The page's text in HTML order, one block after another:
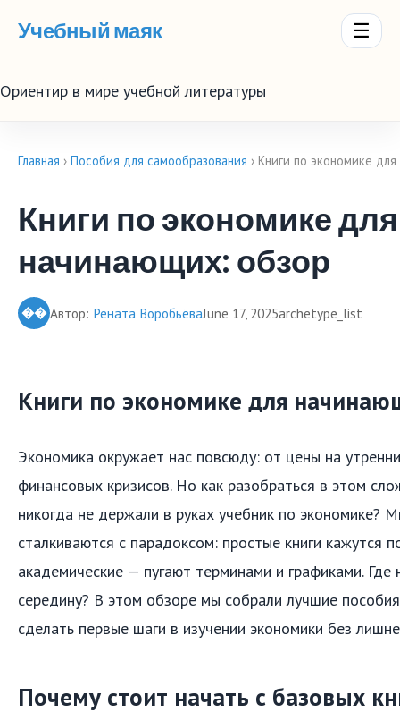
Учебный маяк ☰
Ориентир в мире учебной литературы
Главная › Пособия для самообразования › Книги по экономике
Книги по экономике для
начинающих: обзор
�� Автор: Рената ВоробьёваJune 17, 2025archetype_list
Книги по экономике для
Экономика окружает нас повсюду: от цены на
финансовых кризисов. Но как разобраться в этом
никогда не держали в руках учебник по экономике?
сталкиваются с парадоксом: простые книги кажутся
академические — пугают терминами и графиками. Где
середину? В этом обзоре мы собрали лучшие
сделать первые шаги в изучении экономики без
Почему стоит начать с базовых